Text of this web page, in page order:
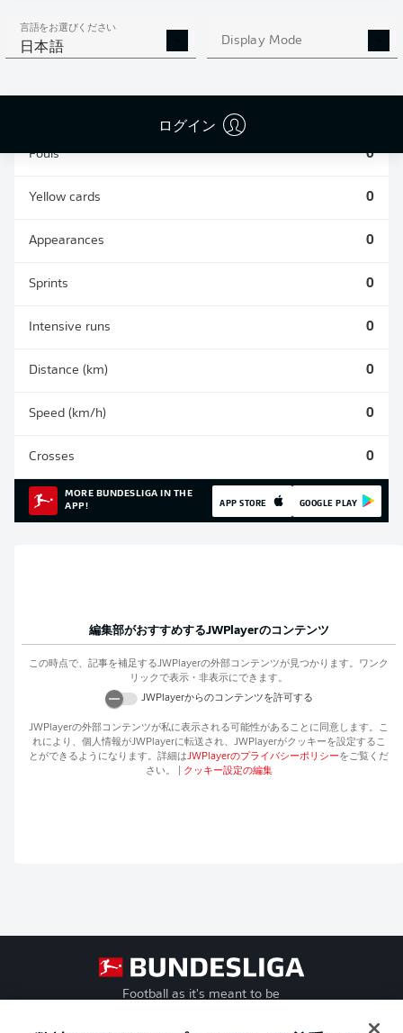
言語をお選びください
日本語 Display Mode
ログイン
TACKLES WON
Fouls 0
Yellow cards 0
Appearances 0
Sprints 0
Intensive runs 0
Distance (km) 0
Speed (km/h) 0
Crosses 0
MORE BUNDESLIGA IN THE
APP!
APP STORE GOOGLE PLAY
編集部がおすすめするJWPlayerのコンテンツ
この時点で、記事を補足するJWPlayerの外部コンテンツが見つかります。ワンク
リックで表示・非表示にできます。
JWPlayerからのコンテンツを許可する
JWPlayerの外部コンテンツが私に表示される可能性があることに同意します。こ
れにより、個人情報がJWPlayerに転送され、 JWPlayerがクッキーを設定するこ
とができるようになります。詳細はJWPlayerのプライバシーポリシーをご覧くだ
さい。
クッキー設定の編集
Football as it's meant to be